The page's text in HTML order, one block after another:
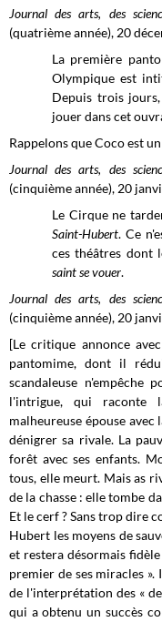
Journal des arts, des
(quatrième année), 20
La première
Olympique est
Depuis trois
jouer dans cet
Rappelons que Coco est
Journal des arts, des
(cinquième année), 20
Le Cirque ne
Saint-Hubert. Ce
ces théâtres dont
saint se vouer.
Journal des arts, des
(cinquième année), 20
[Le critique annonce
pantomime, dont il
scandaleuse n'empêche
l'intrigue, qui raconte
malheureuse épouse
dénigrer sa rivale. La
forêt avec ses enfants.
tous, elle meurt. Mais as
de la chasse : elle tombe
Et le cerf ? Sans trop dire
Hubert les moyens de
et restera désormais
premier de ses miracles
de l'interprétation des «
qui a obtenu un succès